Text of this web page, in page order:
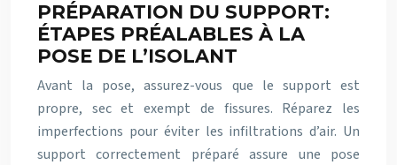
PRÉPARATION DU SUPPORT:
ÉTAPES PRÉALABLES À LA
POSE DE L’ISOLANT
Avant la pose, assurez-vous que le support est
propre, sec et exempt de fissures. Réparez les
imperfections pour éviter les infiltrations d’air. Un
support correctement préparé assure une pose